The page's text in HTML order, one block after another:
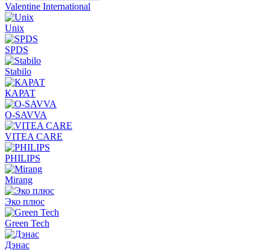
Valentine International
Unix
SPDS
Stabilo
КАРАТ
O-SAVVA
VITEA CARE
PHILIPS
Mirang
Эко плюс
Green Tech
Дэнас